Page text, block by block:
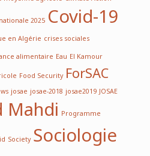
2025 Covid-19
en Algérie crises sociales
alimentaire Eau El Kamour
Food Security ForSAC
josae josae-2018 josae2019JOSAE
Programme
Society Sociologie